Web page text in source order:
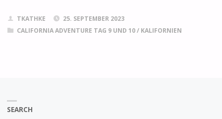
TKATHKE
25. SEPTEMBER 2023
CALIFORNIA ADVENTURE TAG 9 UND 10/ KALIFORNIEN
SEARCH